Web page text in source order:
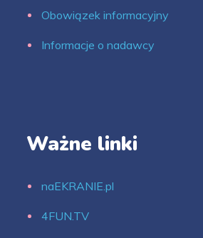
Obowiązek informacyjny
Informacje o nadawcy
Ważne linki
naEKRANIE.pl
4FUN.TV